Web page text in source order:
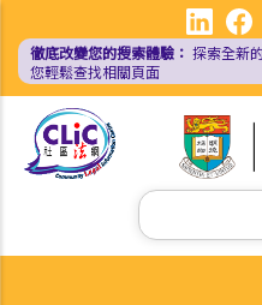
內
徹底改變您的搜索體驗： 探索全新
您輕鬆查找相關頁面
Search